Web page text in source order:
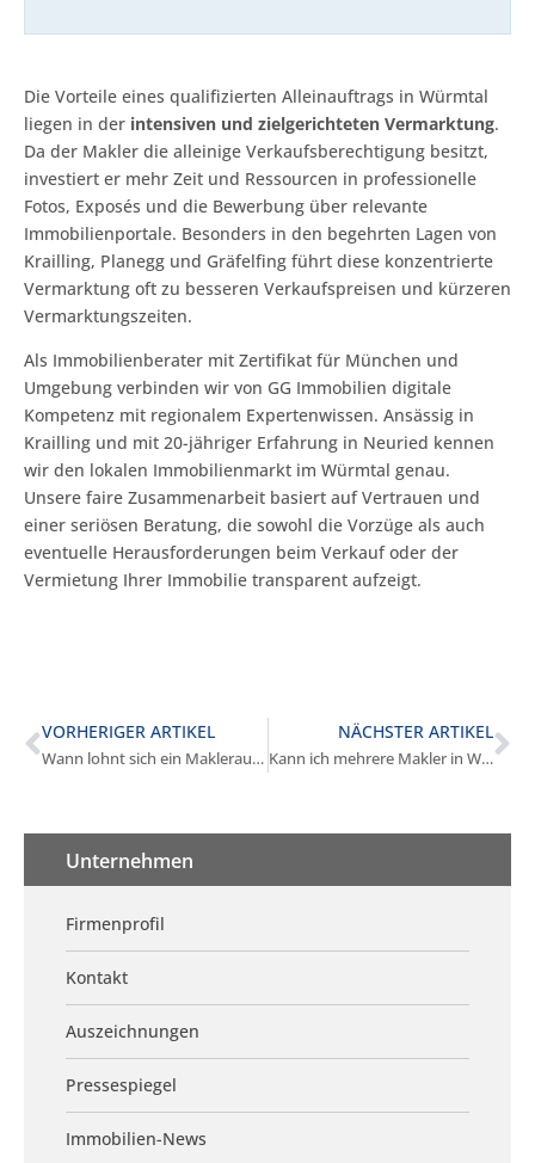
Die Vorteile eines qualifizierten Alleinauftrags in Würmtal
liegen in der intensiven und zielgerichteten Vermarktung.
Da der Makler die alleinige Verkaufsberechtigung besitzt,
investiert er mehr Zeit und Ressourcen in professionelle
Fotos, Exposés und die Bewerbung über relevante
Immobilienportale. Besonders in den begehrten Lagen von
Krailling, Planegg und Gräfelfing führt diese konzentrierte
Vermarktung oft zu besseren Verkaufspreisen und kürzeren
Vermarktungszeiten.
Als Immobilienberater mit Zertifikat für München und
Umgebung verbinden wir von GG Immobilien digitale
Kompetenz mit regionalem Expertenwissen. Ansässig in
Krailling und mit 20-jähriger Erfahrung in Neuried kennen
wir den lokalen Immobilienmarkt im Würmtal genau.
Unsere faire Zusammenarbeit basiert auf Vertrauen und
einer seriösen Beratung, die sowohl die Vorzüge als auch
eventuelle Herausforderungen beim Verkauf oder der
Vermietung Ihrer Immobilie transparent aufzeigt.
VORHERIGER ARTIKEL
Wann lohnt sich ein Maklerauftrag in Würmtal?
NÄCHSTER ARTIKEL
Kann ich mehrere Makler in Würmtal gleichzeitig beauftragen?
Unternehmen
Firmenprofil
Kontakt
Auszeichnungen
Pressespiegel
Immobilien-News